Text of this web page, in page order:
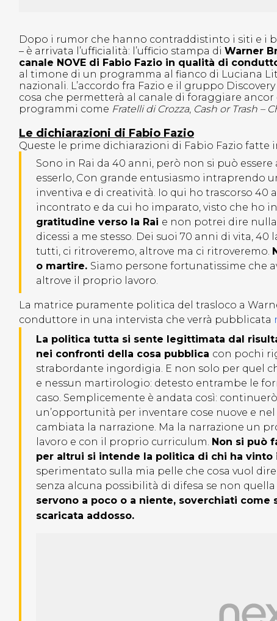
Dopo i rumor che hanno contraddistinto i siti e i
– è arrivata l’ufficialità: l’ufficio stampa di Warner
canale NOVE di Fabio Fazio in qualità di
al timone di un programma al fianco di Luciana
nazionali. L’accordo fra Fazio e il gruppo
cosa che permetterà al canale di foraggiare
programmi come Fratelli di Crozza, Cash or Trash –
Le dichiarazioni di Fabio Fazio
Queste le prime dichiarazioni di Fabio Fazio fatte
Sono in Rai da 40 anni, però non si può
esserlo, Con grande entusiasmo intraprendo
inventiva e di creatività. Io qui ho trascorso
incontrato e da cui ho imparato, visto che ho
gratitudine verso la Rai e non potrei dire
dicessi a me stesso. Dei suoi 70 anni di vita, 40
tutti, ci ritroveremo, altrove ma ci ritroveremo.
o martire. Siamo persone fortunatissime che
altrove il proprio lavoro.
La matrice puramente politica del trasloco a
conduttore in una intervista che verrà pubblicata
La politica tutta si sente legittimata dal
nei confronti della cosa pubblica con pochi
strabordante ingordigia. E non solo per quel
e nessun martirologio: detesto entrambe le
caso. Semplicemente è andata così:
un’opportunità per inventare cose nuove e
cambiata la narrazione. Ma la narrazione un
lavoro e con il proprio curriculum. Non si può
per altrui si intende la politica di chi ha vinto
sperimentato sulla mia pelle che cosa vuol
senza alcuna possibilità di difesa se non quella
servono a poco o a niente, soverchiati
scaricata addosso.